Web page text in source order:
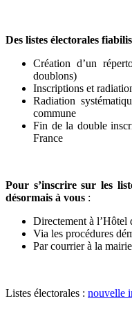
Des listes électorales
Création d’un
doublons)
Inscriptions et
Radiation
commune
Fin de la double
France
Pour s’inscrire sur les
désormais à vous :
Directement à l’Hôtel
Via les procédures
Par courrier à la
Listes électorales : nouvelle